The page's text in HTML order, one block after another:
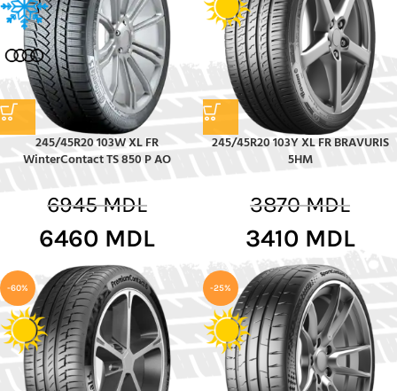
245/45R20 103W XL FR
WinterContact TS 850 P AO
6945MDL
6460 MDL
245/45R20 103Y XL FR BRAVURIS
5HM
3870MDL
3410 MDL
-60% -25%